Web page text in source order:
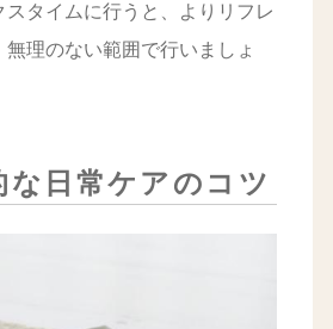
タイムに行うと、よりリフレ
無理のない範囲で行いましょ
な日常ケアのコツ